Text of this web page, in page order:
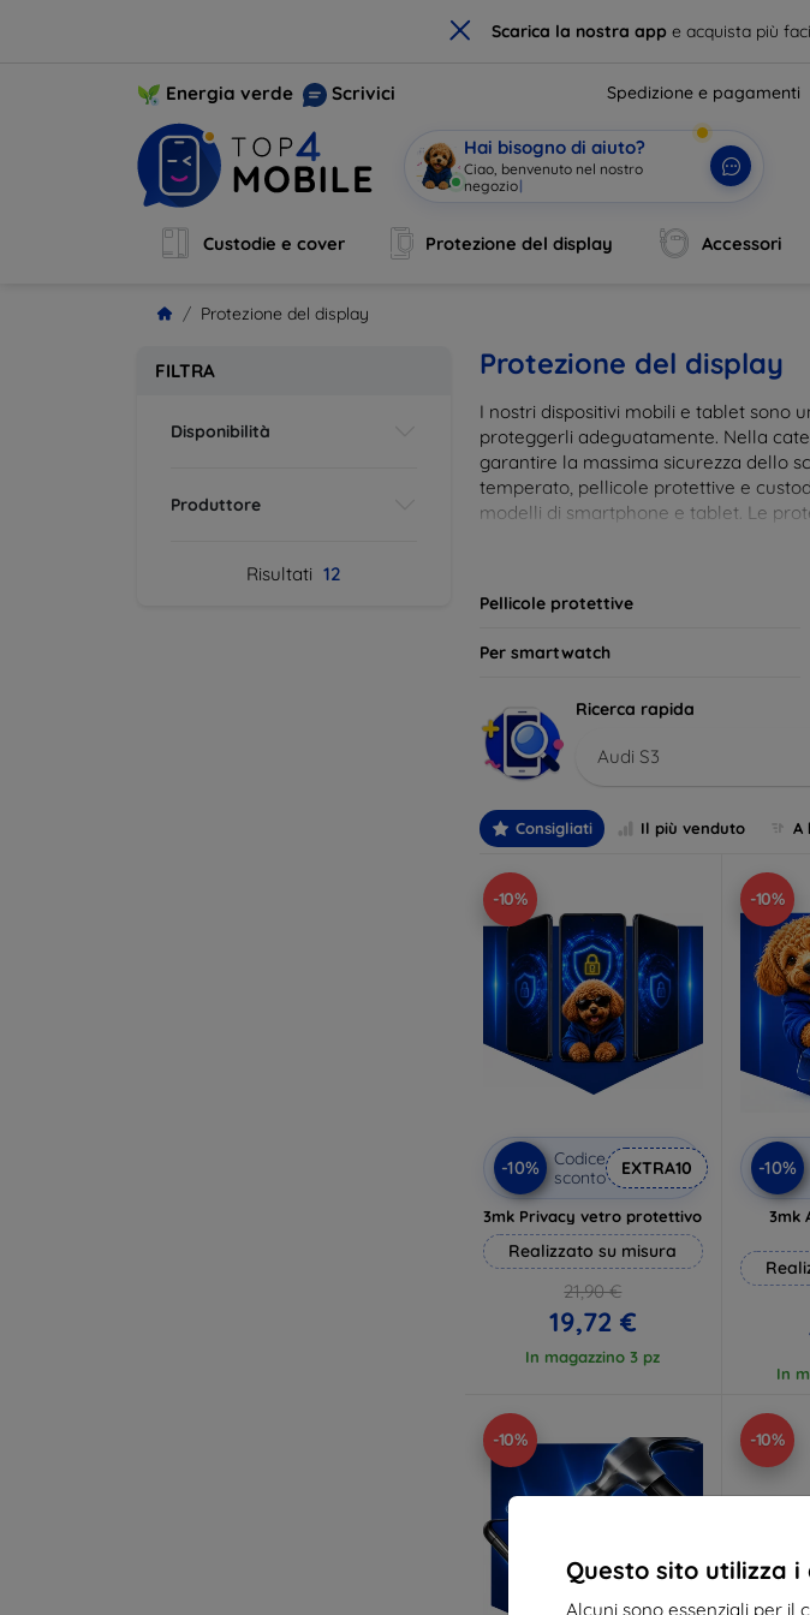
× Scarica la nostra appe acquista più
Questo sito utilizza i
Alcuni sono essenziali per il
Energia verde Scrivici Spedizione e pagamenti
Hai bisogno di aiuto?
Ciao, benvenuto nel nostro ne
Custodie e cover Protezione del display Accessori
Protezione del display
FILTRA
Disponibilità
Produttore
Risultati 12
Protezione del display
I nostri dispositivi mobili e tablet sono
proteggerli adeguatamente. Nella
garantire la massima sicurezza dello
temperato, pellicole protettive e
modelli di smartphone e tablet. Le
ideale per le tue esigenze e mantieni
Pellicole protettive
Per smartwatch
Ricerca rapida
Audi S3
Consigliati Il più venduto A
-10%
-10%
Codice
sconto
EXTRA10
3mk Privacy vetro protettivo
Realizzato su misura
21,90 €
19,72 €
In magazzino 3 pz
-10%
-10%
3mk
In
-10% -10%